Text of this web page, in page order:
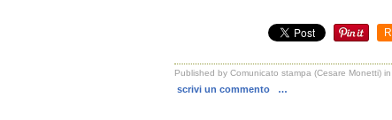
Published by Comunicato stampa (Cesare Monetti) in
scrivi un commento
…